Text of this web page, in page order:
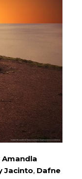
Amandla
Jacinto, Dafne